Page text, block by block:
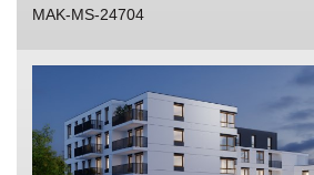
MAK-MS-24704